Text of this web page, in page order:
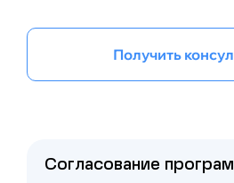
Разработка программы
мониторинга
Получить
Cогласование